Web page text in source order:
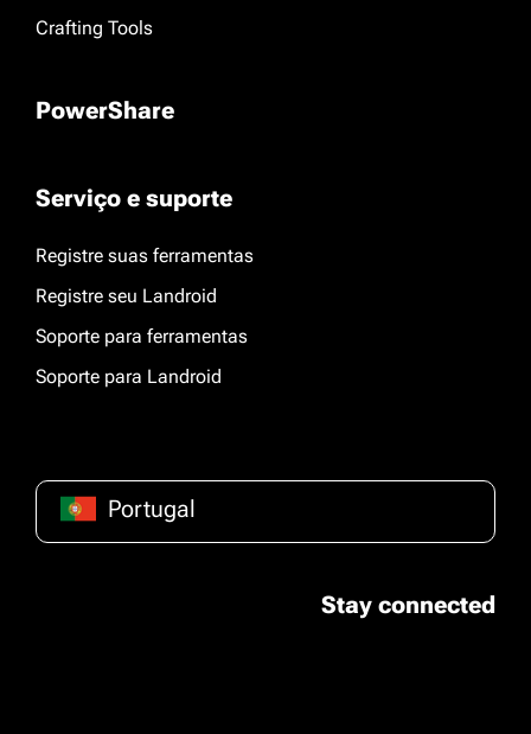
Crafting Tools
PowerShare
Serviço e suporte
Registre suas ferramentas
Registre seu Landroid
Soporte para ferramentas
Soporte para Landroid
Portugal
Stay connected